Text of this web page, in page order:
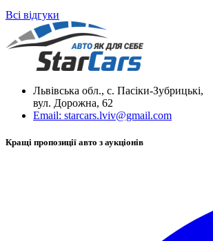
Всі відгуки
Львівська обл., с. Пасіки-Зубрицькі,
вул. Дорожна, 62
Email: starcars.lviv@gmail.com
Кращі пропозиції авто з аукціонів